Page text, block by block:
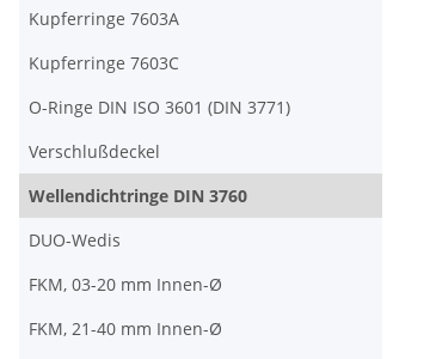
Kupferringe 7603A
Kupferringe 7603C
O-Ringe DIN ISO 3601 (DIN 3771)
Verschlußdeckel
Wellendichtringe DIN 3760
DUO-Wedis
FKM, 03-20 mm Innen-Ø
FKM, 21-40 mm Innen-Ø